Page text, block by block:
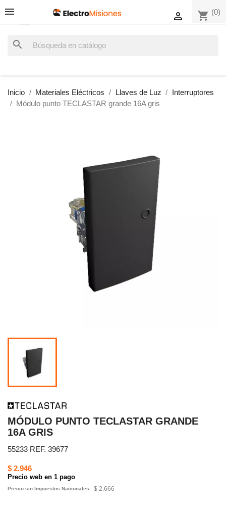
shopping_cart (0)

search
Inicio Materiales Eléctricos Llaves de Luz
Interruptores
Módulo punto TECLASTAR grande 16A gris
MÓDULO PUNTO TECLASTAR GRANDE
16A GRIS
55233 REF. 39677
$ 2.946
Precio web en 1 pago
Precio sin Impuestos Nacionales $ 2.666